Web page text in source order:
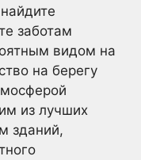
заботам
видом на
на берегу
из лучших
зданий,